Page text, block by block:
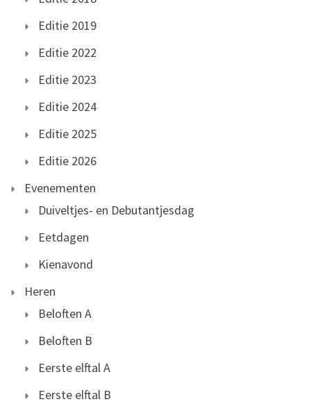
Editie 2019
Editie 2022
Editie 2023
Editie 2024
Editie 2025
Editie 2026
Evenementen
Duiveltjes- en Debutantjesdag
Eetdagen
Kienavond
Heren
Beloften A
Beloften B
Eerste elftal A
Eerste elftal B